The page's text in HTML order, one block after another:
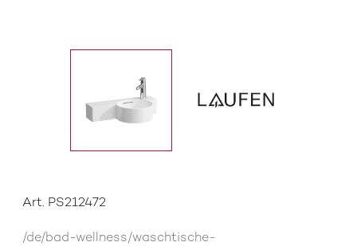
Art. PS212472
/de/bad-wellness/waschtische-